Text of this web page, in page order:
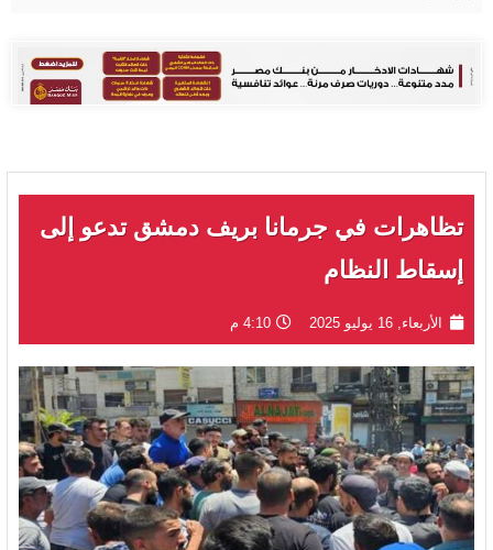
تظاهرات في جرمانا بريف دمشق تدعو إلى
إسقاط النظام
الأربعاء, 16 يوليو 2025 4:10 م